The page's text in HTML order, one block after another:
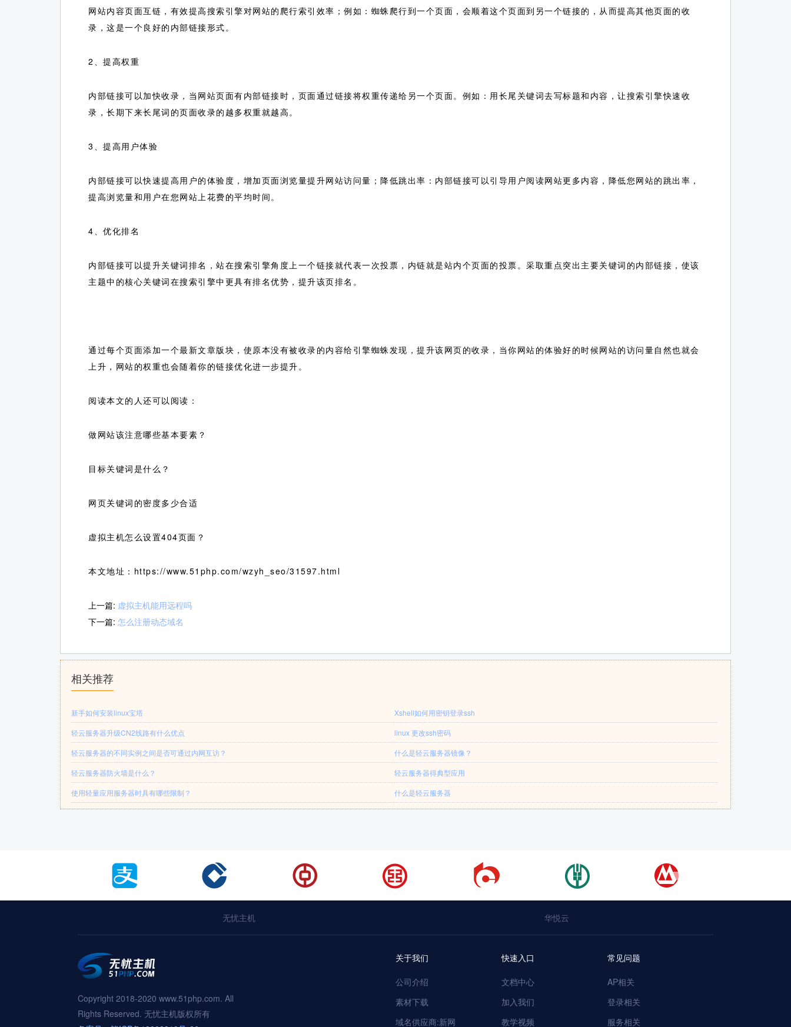
网站内容页面互链，有效提高搜索引擎对网站的爬行索引效率；例如：蜘蛛爬行到一个页面，会顺着这个页面到另一个链接的，从而提高其他页面的收
录，这是一个良好的内部链接形式。
2、提高权重
内部链接可以加快收录，当网站页面有内部链接时，页面通过链接将权重传递给另一个页面。例如：用长尾关键词去写标题和内容，让搜索引擎快速收
录，长期下来长尾词的页面收录的越多权重就越高。
3、提高用户体验
内部链接可以快速提高用户的体验度，增加页面浏览量提升网站访问量；降低跳出率：内部链接可以引导用户阅读网站更多内容，降低您网站的跳出率，
提高浏览量和用户在您网站上花费的平均时间。
4、优化排名
内部链接可以提升关键词排名，站在搜索引擎角度上一个链接就代表一次投票，内链就是站内个页面的投票。采取重点突出主要关键词的内部链接，使该
主题中的核心关键词在搜索引擎中更具有排名优势，提升该页排名。
通过每个页面添加一个最新文章版块，使原本没有被收录的内容给引擎蜘蛛发现，提升该网页的收录，当你网站的体验好的时候网站的访问量自然也就会
上升，网站的权重也会随着你的链接优化进一步提升。
阅读本文的人还可以阅读：
做网站该注意哪些基本要素？
目标关键词是什么？
网页关键词的密度多少合适
虚拟主机怎么设置404页面？
本文地址：https://www.51php.com/wzyh_seo/31597.html
上一篇: 虚拟主机能用远程吗
下一篇: 怎么注册动态域名
相关推荐
新手如何安装linux宝塔
Xshell如何用密钥登录ssh
轻云服务器升级CN2线路有什么优点
linux 更改ssh密码
轻云服务器的不同实例之间是否可通过内网互访？
什么是轻云服务器镜像？
轻云服务器防火墙是什么？
轻云服务器得典型应用
使用轻量应用服务器时具有哪些限制？
什么是轻云服务器
无忧主机 华悦云
Copyright 2018-2020 www.51php.com. All
Rights Reserved. 无忧主机版权所有
关于我们
公司介绍
素材下载
域名供应商:新网
快速入口
文档中心
加入我们
教学视频
常见问题
AP相关
登录相关
服务相关